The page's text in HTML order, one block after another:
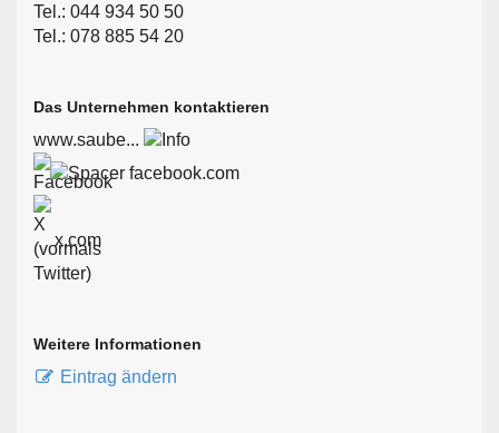
Tel.: 044 934 50 50
Tel.: 078 885 54 20
Das Unternehmen kontaktieren
www.saube...
facebook.com
x.com
Weitere Informationen
Eintrag ändern